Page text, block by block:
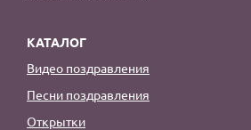
КАТАЛОГ
Видео поздравления
Песни поздравления
Открытки